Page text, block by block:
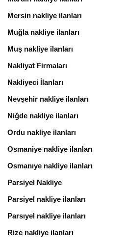
Mersin nakliye ilanları
Muğla nakliye ilanları
Muş nakliye ilanları
Nakliyat Firmaları
Nakliyeci İlanları
Nevşehir nakliye ilanları
Niğde nakliye ilanları
Ordu nakliye ilanları
Osmaniye nakliye ilanları
Osmanıye nakliye ilanları
Parsiyel Nakliye
Parsiyel nakliye ilanları
Parsıyel nakliye ilanları
Rize nakliye ilanları